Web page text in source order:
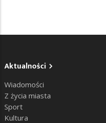
Aktualności
Wiadomości
Z życia miasta
Sport
Kultura